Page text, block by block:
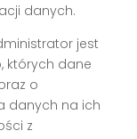
danych.
jest
których dane
o
danych na ich
z